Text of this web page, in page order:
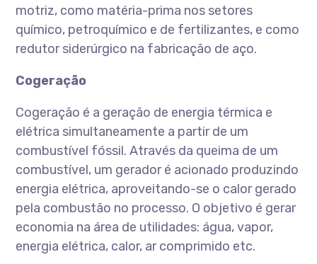
motriz, como matéria-prima nos setores
químico, petroquímico e de fertilizantes, e como
redutor siderúrgico na fabricação de aço.
Cogeração
Cogeração é a geração de energia térmica e
elétrica simultaneamente a partir de um
combustível fóssil. Através da queima de um
combustível, um gerador é acionado produzindo
energia elétrica, aproveitando-se o calor gerado
pela combustão no processo. O objetivo é gerar
economia na área de utilidades: água, vapor,
energia elétrica, calor, ar comprimido etc.